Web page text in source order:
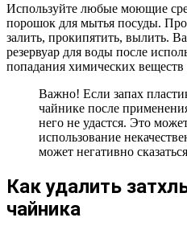
Используйте любые моющие
порошок для мытья посуды.
залить, прокипятить, вылить.
резервуар для воды после
попадания химических
Важно! Если запах
чайнике после
него не удастся. Это
использование
может негативно
Как удалить
чайника